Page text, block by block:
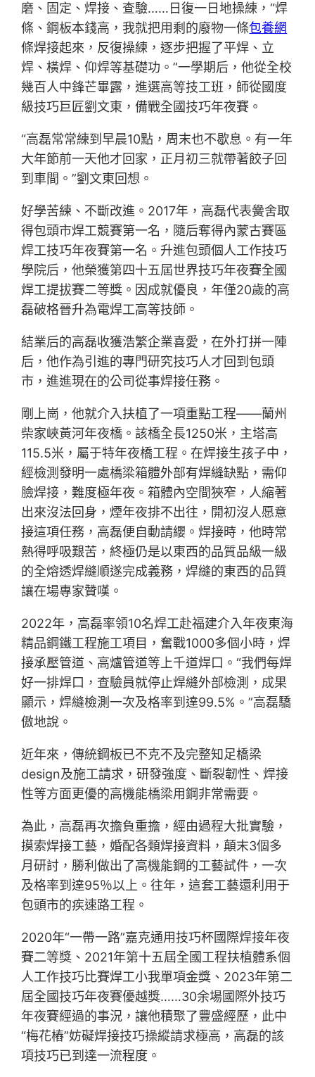
磨、固定、焊接、查驗……日復一日地操練，“焊
條、鋼板本錢高，我就把用剩的廢物一條包養網
條焊接起來，反復操練，逐步把握了平焊、立
焊、橫焊、仰焊等基礎功。”一學期后，他從全校
幾百人中鋒芒畢露，進選高等技工班，師從國度
級技巧巨匠劉文東，備戰全國技巧年夜賽。
“高磊常常練到早晨10點，周末也不歇息。有一年
大年節前一天他才回家，正月初三就帶著餃子回
到車間。”劉文東回想。
好學苦練、不斷改進。2017年，高磊代表黌舍取
得包頭市焊工競賽第一名，隨后奪得內蒙古賽區
焊工技巧年夜賽第一名。升進包頭個人工作技巧
學院后，他榮獲第四十五屆世界技巧年夜賽全國
焊工提拔賽二等獎。因成就優良，年僅20歲的高
磊破格晉升為電焊工高等技師。
結業后的高磊收獲浩繁企業喜愛，在外打拼一陣
后，他作為引進的專門研究技巧人才回到包頭
市，進進現在的公司從事焊接任務。
剛上崗，他就介入扶植了一項重點工程——蘭州
柴家峽黃河年夜橋。該橋全長1250米，主塔高
115.5米，屬于特年夜橋工程。在焊接生孩子中，
經檢測發明一處橋梁箱體外部有焊縫缺點，需仰
臉焊接，難度極年夜。箱體內空間狹窄，人縮著
出來沒法回身，煙年夜排不出往，開初沒人愿意
接這項任務，高磊便自動請纓。焊接時，他時常
熱得呼吸艱苦，終極仍是以東西的品質品級一級
的全熔透焊縫順遂完成義務，焊縫的東西的品質
讓在場專家贊嘆。
2022年，高磊率領10名焊工赴福建介入年夜東海
精品鋼鐵工程施工項目，奮戰1000多個小時，焊
接承壓管道、高爐管道等上千道焊口。“我們每焊
好一排焊口，查驗員就停止焊縫外部檢測，成果
顯示，焊縫檢測一次及格率到達99.5%。”高磊驕
傲地說。
近年來，傳統鋼板已不克不及完整知足橋梁
design及施工請求，研發強度、斷裂韌性、焊接
性等方面更優的高機能橋梁用鋼非常需要。
為此，高磊再次擔負重擔，經由過程大批實驗，
摸索焊接工藝，婚配各類焊接資料，顛末3個多
月研討，勝利做出了高機能鋼的工藝試件，一次
及格率到達95％以上。往年，這套工藝還利用于
包頭市的疾速路工程。
2020年“一帶一路”嘉克通用技巧杯國際焊接年夜
賽二等獎、2021年第十五屆全國工程扶植體系個
人工作技巧比賽焊工小我單項金獎、2023年第二
屆全國技巧年夜賽優越獎……30余場國際外技巧
年夜賽經過的事況，讓他積聚了豐盛經歷，此中
“梅花樁”妨礙焊接技巧操縱請求極高，高磊的該
項技巧已到達一流程度。